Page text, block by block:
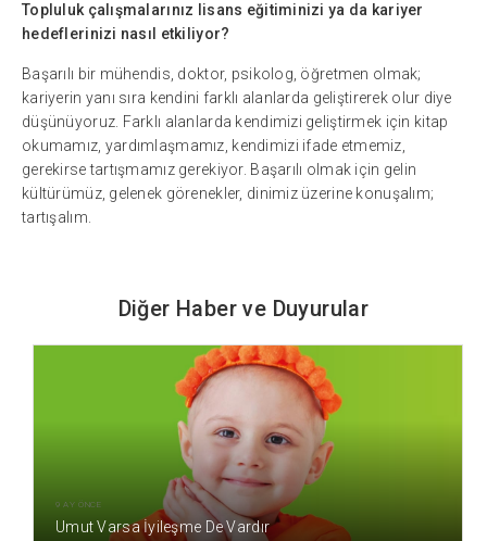
Topluluk çalışmalarınız lisans eğitiminizi ya da kariyer
hedeflerinizi nasıl etkiliyor?
Başarılı bir mühendis, doktor, psikolog, öğretmen olmak;
kariyerin yanı sıra kendini farklı alanlarda geliştirerek olur diye
düşünüyoruz. Farklı alanlarda kendimizi geliştirmek için kitap
okumamız, yardımlaşmamız, kendimizi ifade etmemiz,
gerekirse tartışmamız gerekiyor. Başarılı olmak için gelin
kültürümüz, gelenek görenekler, dinimiz üzerine konuşalım;
tartışalım.
Diğer Haber ve Duyurular
9 AY ÖNCE
Umut Varsa İyileşme De Vardır